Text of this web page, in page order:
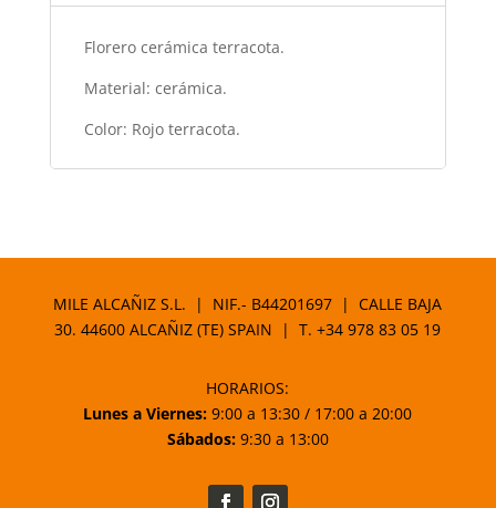
Florero cerámica terracota.
Material: cerámica.
Color: Rojo terracota.
MILE ALCAÑIZ S.L. | NIF.- B44201697 | CALLE BAJA
30. 44600 ALCAÑIZ (TE) SPAIN | T.+34 978 83 05 19
HORARIOS:
Lunes a Viernes: 9:00 a 13:30 / 17:00 a 20:00
Sábados:9:30 a 13:00